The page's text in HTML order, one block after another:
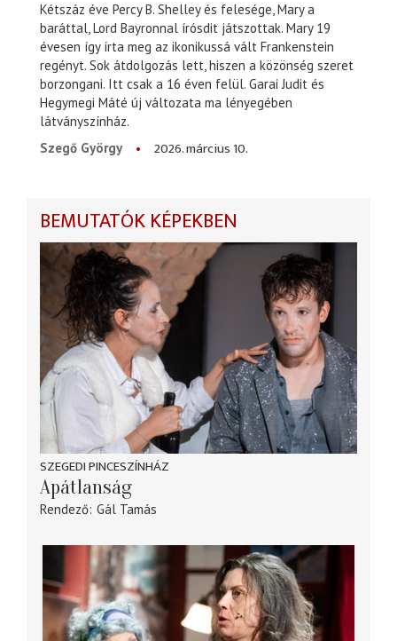
Kétszáz éve Percy B. Shelley és felesége, Mary a
baráttal, Lord Bayronnal írósdit játszottak. Mary 19
évesen így írta meg az ikonikussá vált Frankenstein
regényt. Sok átdolgozás lett, hiszen a közönség szeret
borzongani. Itt csak a 16 éven felül. Garai Judit és
Hegymegi Máté új változata ma lényegében
látványszínház.
Szegő György
2026. március 10.
BEMUTATÓK KÉPEKBEN
SZEGEDI PINCESZÍNHÁZ
Apátlanság
Rendező Gál Tamás